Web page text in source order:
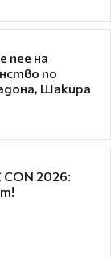
пее на
по
Шакира
CON 2026: